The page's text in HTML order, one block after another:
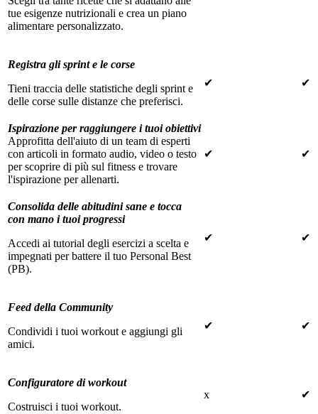
tue esigenze nutrizionali e crea un piano
alimentare personalizzato.
Registra gli sprint e le corse
Tieni traccia delle statistiche degli sprint e
delle corse sulle distanze che preferisci.
✔ ✔
Ispirazione per raggiungere i tuoi obiettivi
Approfitta dell'aiuto di un team di esperti
con articoli in formato audio, video o testo
per scoprire di più sul fitness e trovare
l'ispirazione per allenarti.
✔ ✔
Consolida delle abitudini sane e tocca
con mano i tuoi progressi
Accedi ai tutorial degli esercizi a scelta e
impegnati per battere il tuo Personal Best
(PB).
✔ ✔
Feed della Community
Condividi i tuoi workout e aggiungi gli
amici.
✔ ✔
Configuratore di workout
Costruisci i tuoi workout.
x ✔